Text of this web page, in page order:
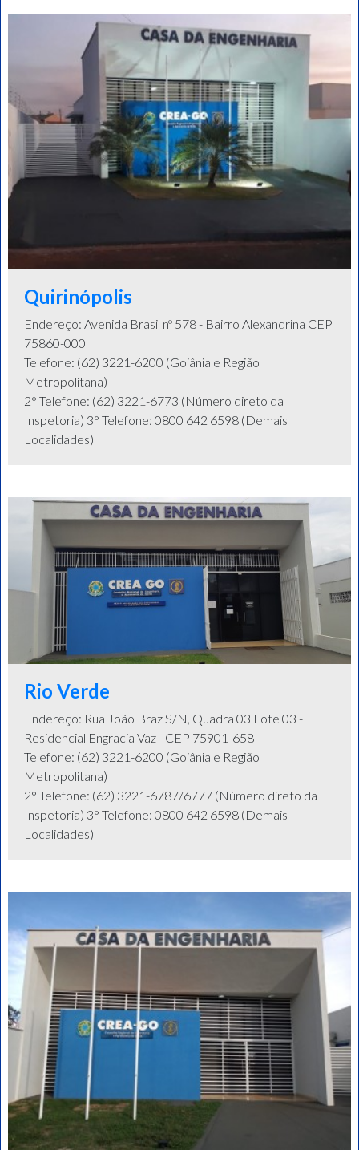
Quirinópolis
Endereço: Avenida Brasil nº 578 - Bairro Alexandrina CEP
75860-000
Telefone: (62) 3221-6200 (Goiânia e Região
Metropolitana)
2° Telefone: (62) 3221-6773 (Número direto da
Inspetoria) 3° Telefone: 0800 642 6598 (Demais
Localidades)
Rio Verde
Endereço: Rua João Braz S/N, Quadra 03 Lote 03 -
Residencial Engracia Vaz - CEP 75901-658
Telefone: (62) 3221-6200 (Goiânia e Região
Metropolitana)
2° Telefone: (62) 3221-6787/6777 (Número direto da
Inspetoria) 3° Telefone: 0800 642 6598 (Demais
Localidades)